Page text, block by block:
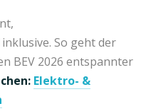
So geht der
BEV 2026 entspannter
Elektro- &